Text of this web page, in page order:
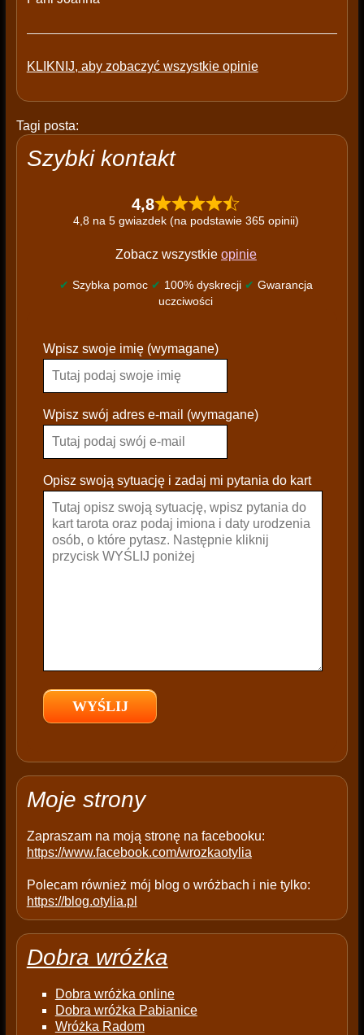
KLIKNIJ, aby zobaczyć wszystkie opinie
Tagi posta:
Szybki kontakt
4,8
4,8 na 5 gwiazdek (na podstawie 365 opinii)
Zobacz wszystkie opinie
✔ Szybka pomoc ✔ 100% dyskrecji ✔ Gwarancja
uczciwości
l
a
s
e
a
e
e
p
y
Wpisz swoje imię (wymagane)
Wpisz swój adres e-mail (wymagane)
Opisz swoją sytuację i zadaj mi pytania do kart
Moje strony
Zapraszam na moją stronę na facebooku:
https://www.facebook.com/wrozkaotylia
Polecam również mój blog o wróżbach i nie tylko:
https://blog.otylia.pl
Dobra wróżka
Dobra wróżka online
Dobra wróżka Pabianice
Wróżka Radom